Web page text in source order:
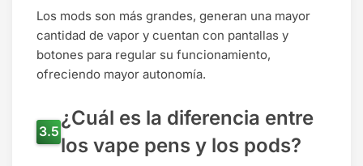
Los mods son más grandes, generan una mayor
cantidad de vapor y cuentan con pantallas y
botones para regular su funcionamiento,
ofreciendo mayor autonomía.
¿Cuál es la diferencia entre
los vape pens y los pods?